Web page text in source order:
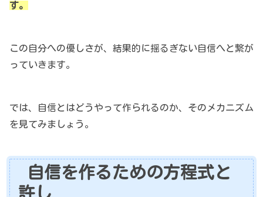
す。
この自分への優しさが、結果的に揺るぎない自信へと繋が
っていきます。
では、自信とはどうやって作られるのか、そのメカニズム
を見てみましょう。
自信を作るための方程式と
許し